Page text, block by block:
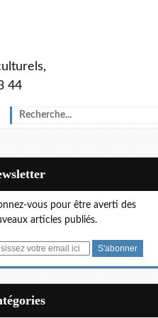
44
vous pour être averti des
articles publiés.